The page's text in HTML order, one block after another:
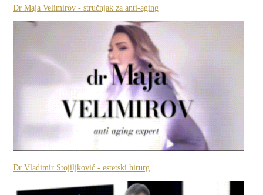
Dr Maja Velimirov - stručnjak za anti-aging
Dr Vladimir Stojiljković - estetski hirurg